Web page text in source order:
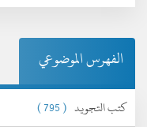
الفهرس الموضوعي
كتب التجويد ( 795 )